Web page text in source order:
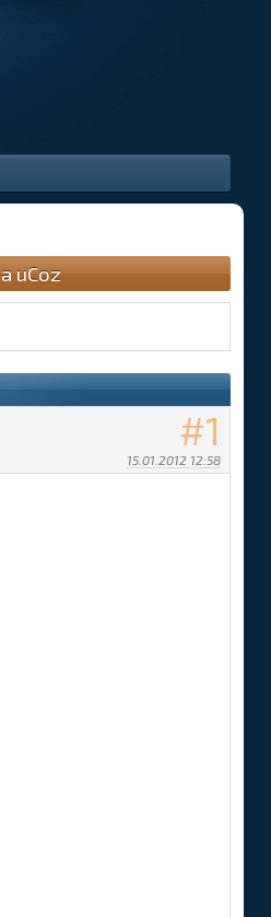
uCoz
1
15.01.2012 12:58